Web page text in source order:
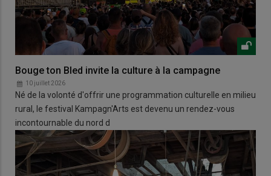
Bouge ton Bled invite la culture à la campagne
10 juillet 2026
Né de la volonté d'offrir une programmation culturelle en milieu
rural, le festival Kampagn'Arts est devenu un rendez-vous
incontournable du nord d